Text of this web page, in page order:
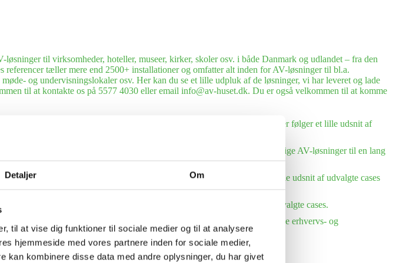
Detaljer Om
til at vise dig funktioner til sociale medier og til at analysere
hjemmeside med vores partnere inden for sociale medier,
kan kombinere disse data med andre oplysninger, du har givet
til virksomheder, hoteller, museer, kirker, skoler osv. i både Danmark og udlandet – fra den
tæller mere end 2500+ installationer og omfatter alt inden for AV-løsninger til bl.a.
og undervisningslokaler osv. Her kan du se et lille udpluk af de løsninger, vi har leveret og lade
til at kontakte os på 5577 4030 eller email info@av-huset.dk. Du er også velkommen til at komme
AV-løsninger til en lang række hoteller, hostels og kursuscentre. Her følger et lille udsnit af
oplevelser. Siden 1990 har AV-Huset leveret og installeret mange forskellige AV-løsninger til en lang
i udvalgte cases.
AV-løsninger til en lang række små og store virksomheder. Se et lille udsnit af udvalgte cases
til en lang række kunder i udlandet. Her følger et lille udsnit af udvalgte cases.
events til små arrangementer. Siden 1990 har vi udlejet AV-udstyr til både erhvervs- og